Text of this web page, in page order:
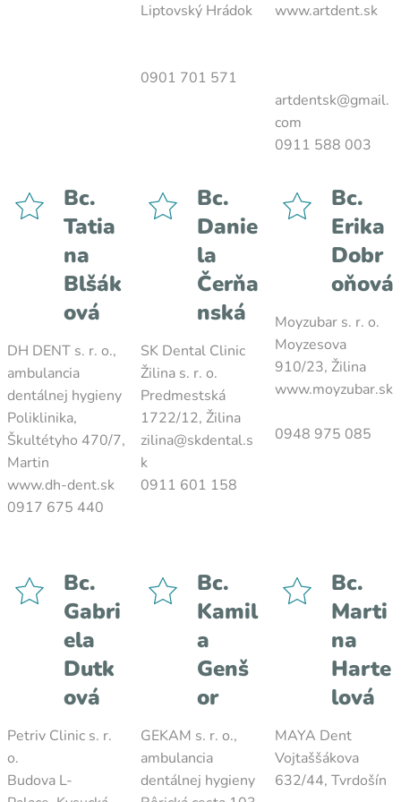
Liptovský Hrádok
0901 701 571
www.artdent.sk
artdentsk@gmail.
com
0911 588 003
Bc.
Tatia
na
Blšák
ová
DH DENT s. r. o.,
ambulancia
dentálnej hygieny
Poliklinika,
Škultétyho 470/7,
Martin
www.dh-dent.sk
0917 675 440
Bc.
Danie
la
Čerňa
nská
SK Dental Clinic
Žilina s. r. o.
Predmestská
1722/12, Žilina
zilina@skdental.s
k
0911 601 158
Bc.
Erika
Dobr
oňová
Moyzubar s. r. o.
Moyzesova
910/23, Žilina
www.moyzubar.sk
0948 975 085
Bc.
Gabri
ela
Dutk
ová
Petriv Clinic s. r.
o.
Budova L-
Bc.
Kamil
a
Genš
or
GEKAM s. r. o.,
ambulancia
dentálnej hygieny
Bc.
Marti
na
Harte
lová
MAYA Dent
Vojtaššákova
632/44, Tvrdošín